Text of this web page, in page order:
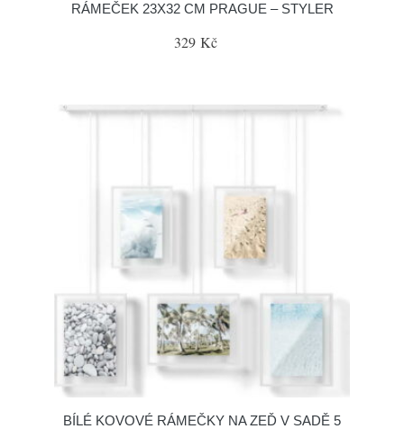
RÁMEČEK 23X32 CM PRAGUE – STYLER
329 Kč
BÍLÉ KOVOVÉ RÁMEČKY NA ZEĎ V SADĚ 5